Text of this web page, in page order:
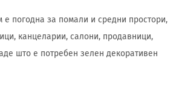
е погодна за помали и средни простори,
канцеларии, салони, продавници,
што е потребен зелен декоративен